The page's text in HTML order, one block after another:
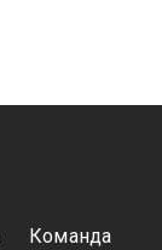
Команда